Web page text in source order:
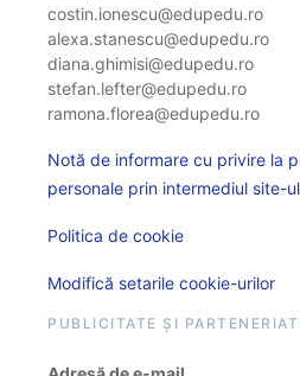
costin.ionescu@edupedu.ro
alexa.stanescu@edupedu.ro
diana.ghimisi@edupedu.ro
stefan.lefter@edupedu.ro
ramona.florea@edupedu.ro
Notă de informare cu privire la
personale prin intermediul site-
Politica de cookie
Modifică setarile cookie-urilor
PUBLICITATE ȘI